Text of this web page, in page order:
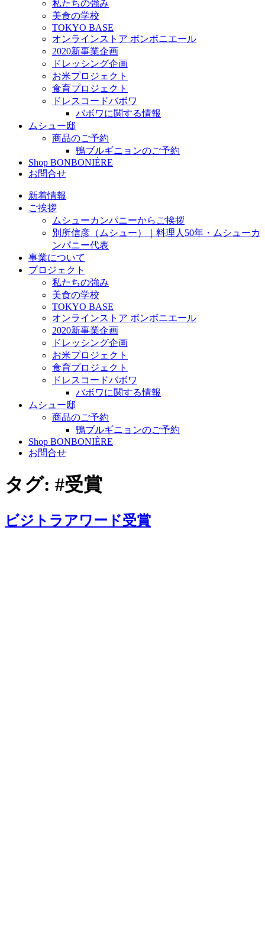
私たちの強み
美食の学校
TOKYO BASE
オンラインストア ボンボニエール
2020新事業企画
ドレッシング企画
お米プロジェクト
食育プロジェクト
ドレスコードバボワ
バボワに関する情報
ムシュー邸
商品のご予約
鴨ブルギニョンのご予約
Shop BONBONIÈRE
お問合せ
新着情報
ご挨拶
ムシューカンパニーからご挨拶
別所信彦（ムシュー）｜料理人50年・ムシューカ
ンパニー代表
事業について
プロジェクト
私たちの強み
美食の学校
TOKYO BASE
オンラインストア ボンボニエール
2020新事業企画
ドレッシング企画
お米プロジェクト
食育プロジェクト
ドレスコードバボワ
バボワに関する情報
ムシュー邸
商品のご予約
鴨ブルギニョンのご予約
Shop BONBONIÈRE
お問合せ
タグ: #受賞
ビジトラアワード受賞